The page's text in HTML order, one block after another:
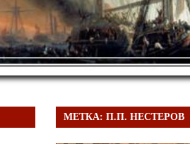
МЕТКА:П.П. НЕСТЕРОВ